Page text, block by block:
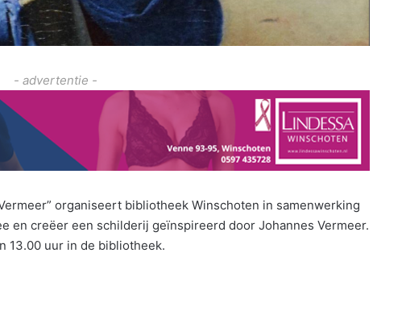
- advertentie -
organiseert bibliotheek Winschoten in samenwerking
en creëer een schilderij geïnspireerd door Johannes Vermeer.
13.00 uur in de bibliotheek.